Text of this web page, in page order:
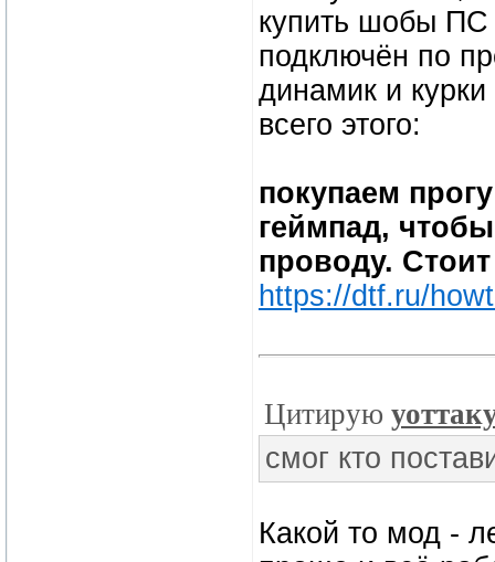
купить шобы ПС
подключён по
динамик и курки
всего этого:
покупаем
геймпад,
проводу.
https://dtf.ru/
Цитирую
смог кто
Какой то мод -